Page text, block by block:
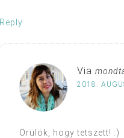
Reply
Via
2018.
Örülök, hogy tetszett! :)